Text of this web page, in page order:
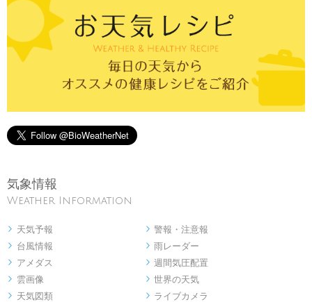
気象情報
Weather Information
 天気予報  警報・注意報
 台風情報  雨レーダー
 アメダス  週間気圧配置
 雲画像  世界の天気
 天気図類  ライブカメラ